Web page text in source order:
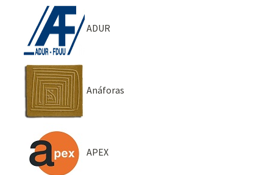
ADUR
Anáforas
APEX